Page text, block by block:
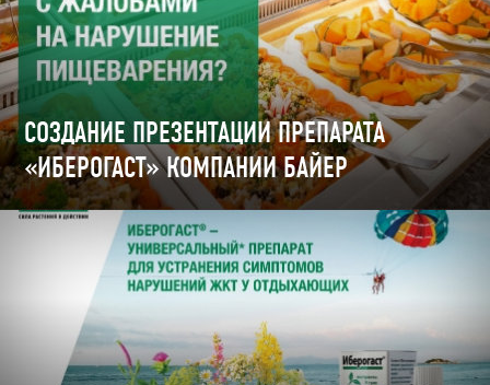
СОЗДАНИЕ ПРЕЗЕНТАЦИИ ПРЕПАРАТА
«ИБЕРОГАСТ» КОМПАНИИ БАЙЕР